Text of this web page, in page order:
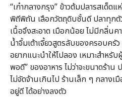
“เก๋ากลางกรุง” ข้าวต้มปลารสเด็ด
พิถีพิถัน เลือกวัตถุดิบชั้นดี ปลาทุกตั
เนื้อจึงสะอาด เมือกน้อย ไม่มีกลิ่น
น้ำจิ้มเต้าเจี้ยวสูตรลับของครอบครั
อยากแนะนำให้ไปลอง เหมาะสำห
พอดี” ของอาหาร ไม่ว่าจะขนาดร้า
ไม่จัดจ้านเกินไป ร้านเล็ก ๆ กลาง
อยู่ดี ได้อย่างลงตัว